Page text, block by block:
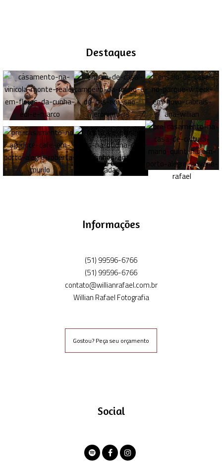
Destaques
Informações
(51) 99596-6766
(51) 99596-6766
contato@willianrafael.com.br
Willian Rafael Fotografia
Gostou? Peça seu orçamento
Social